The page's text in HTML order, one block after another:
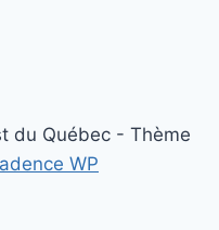
du Québec - Thème
WP